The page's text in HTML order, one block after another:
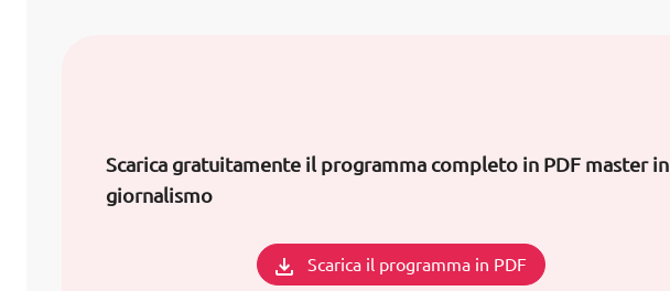
Scarica gratuitamente il programma completo in PDF master in
giornalismo
Scarica il programma in PDF